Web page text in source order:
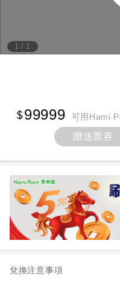
1 / 1
99999 可用Hami
贈送票券
兌換注意事項